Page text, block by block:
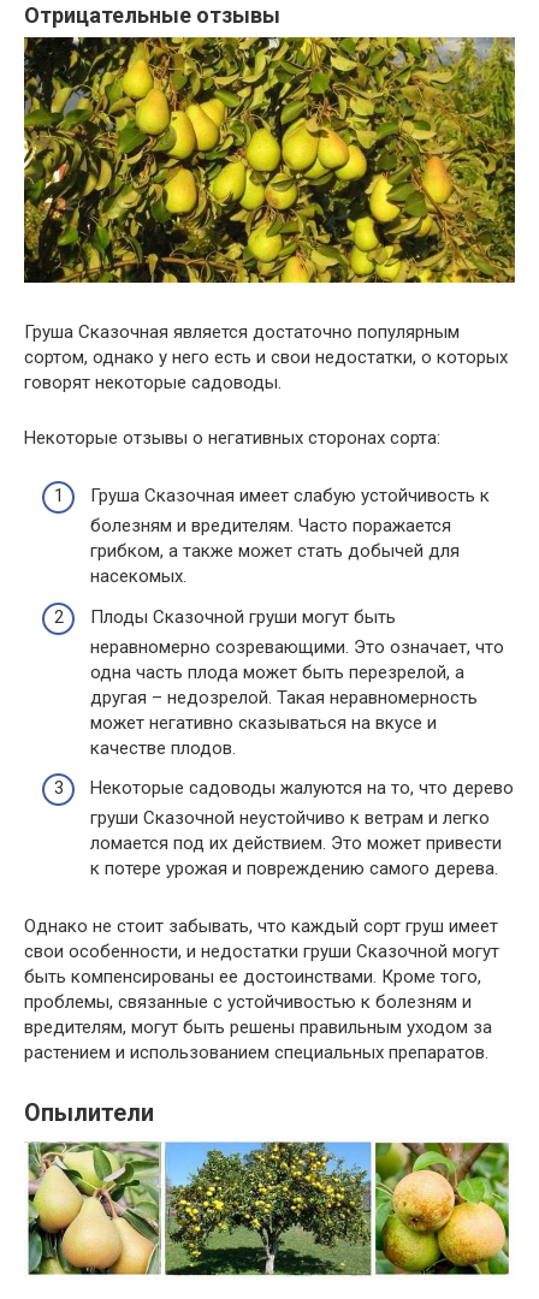
Отрицательные отзывы
Груша Сказочная является достаточно популярным
сортом, однако у него есть и свои недостатки, о которых
говорят некоторые садоводы.
Некоторые отзывы о негативных сторонах сорта:
Груша Сказочная имеет слабую устойчивость к
болезням и вредителям. Часто поражается
грибком, а также может стать добычей для
насекомых.
Плоды Сказочной груши могут быть
неравномерно созревающими. Это означает, что
одна часть плода может быть перезрелой, а
другая – недозрелой. Такая неравномерность
может негативно сказываться на вкусе и
качестве плодов.
Некоторые садоводы жалуются на то, что дерево
груши Сказочной неустойчиво к ветрам и легко
ломается под их действием. Это может привести
к потере урожая и повреждению самого дерева.
Однако не стоит забывать, что каждый сорт груш имеет
свои особенности, и недостатки груши Сказочной могут
быть компенсированы ее достоинствами. Кроме того,
проблемы, связанные с устойчивостью к болезням и
вредителям, могут быть решены правильным уходом за
растением и использованием специальных препаратов.
Опылители